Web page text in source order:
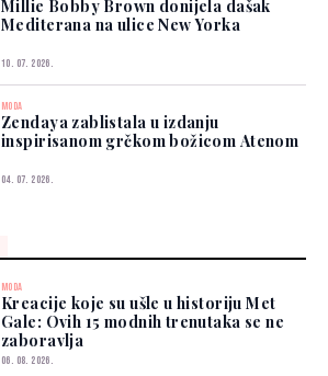
Millie Bobby Brown donijela dašak
Mediterana na ulice New Yorka
10. 07. 2026.
MODA
Zendaya zablistala u izdanju
inspirisanom grčkom božicom Atenom
04. 07. 2026.
MODA
Kreacije koje su ušle u historiju Met
Gale: Ovih 15 modnih trenutaka se ne
zaboravlja
06. 08. 2026.